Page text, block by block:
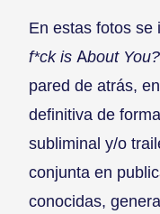
En estas fotos se
f*ck is About You?
pared de atrás,
definitiva de
subliminal y/o
conjunta en
conocidas,